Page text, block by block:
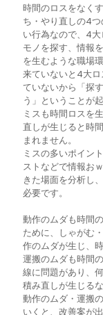
時間のロスをなく
ち・やり直しの4
い行為なので、4大
モノを探す、情報
を生むような職場
来ていないと4大
ていないから「探
う」ということが起
ミスも時間ロスを
直しが生じると時
まれません。
ミスの多いポイン
ストなどで情報お
きた場面を分析し
必要です。
動作のムダも時間
ために、しゃがむ
作のムダが生じ、
運搬のムダも時間
線に問題があり、
積み直しが生じる
動作のムダ・運搬
いくと、改善案が